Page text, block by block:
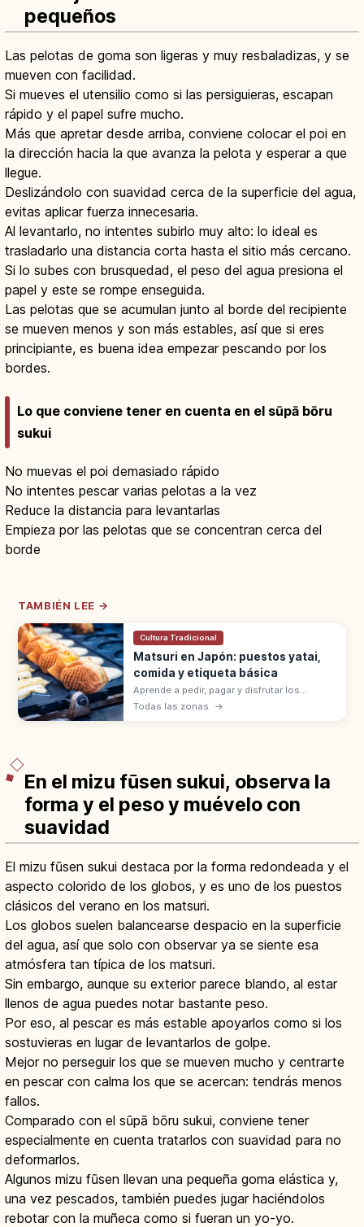
pequeños
Las pelotas de goma son ligeras y muy resbaladizas, y se
mueven con facilidad.
Si mueves el utensilio como si las persiguieras, escapan
rápido y el papel sufre mucho.
Más que apretar desde arriba, conviene colocar el poi en
la dirección hacia la que avanza la pelota y esperar a que
llegue.
Deslizándolo con suavidad cerca de la superficie del agua,
evitas aplicar fuerza innecesaria.
Al levantarlo, no intentes subirlo muy alto: lo ideal es
trasladarlo una distancia corta hasta el sitio más cercano.
Si lo subes con brusquedad, el peso del agua presiona el
papel y este se rompe enseguida.
Las pelotas que se acumulan junto al borde del recipiente
se mueven menos y son más estables, así que si eres
principiante, es buena idea empezar pescando por los
bordes.
Lo que conviene tener en cuenta en el sūpā bōru
sukui
No muevas el poi demasiado rápido
No intentes pescar varias pelotas a la vez
Reduce la distancia para levantarlas
Empieza por las pelotas que se concentran cerca del
borde
TAMBIÉN LEE →
Cultura Tradicional
Matsuri en Japón: puestos yatai,
comida y etiqueta básica
Aprende a pedir, pagar y disfrutar los
puestos de comida en los matsuri de
Todas las zonas →
En el mizu fūsen sukui, observa la
forma y el peso y muévelo con
suavidad
El mizu fūsen sukui destaca por la forma redondeada y el
aspecto colorido de los globos, y es uno de los puestos
clásicos del verano en los matsuri.
Los globos suelen balancearse despacio en la superficie
del agua, así que solo con observar ya se siente esa
atmósfera tan típica de los matsuri.
Sin embargo, aunque su exterior parece blando, al estar
llenos de agua puedes notar bastante peso.
Por eso, al pescar es más estable apoyarlos como si los
sostuvieras en lugar de levantarlos de golpe.
Mejor no perseguir los que se mueven mucho y centrarte
en pescar con calma los que se acercan: tendrás menos
fallos.
Comparado con el sūpā bōru sukui, conviene tener
especialmente en cuenta tratarlos con suavidad para no
deformarlos.
Algunos mizu fūsen llevan una pequeña goma elástica y,
una vez pescados, también puedes jugar haciéndolos
rebotar con la muñeca como si fueran un yo-yo.